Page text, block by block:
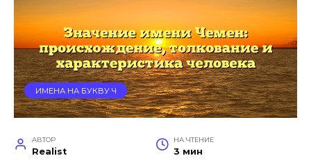
ИМЕНА НА БУКВУ Ч
АВТОР
Realist
НА ЧТЕНИЕ
3 мин